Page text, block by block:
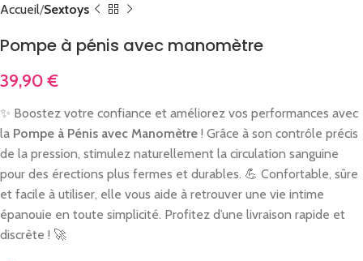
Accueil Sextoys
Pompe à pénis avec manomètre
39,90€
✨ Boostez votre confiance et améliorez vos performances avec
la Pompe à Pénis avec Manomètre ! Grâce à son contrôle précis
de la pression, stimulez naturellement la circulation sanguine
pour des érections plus fermes et durables. 💪 Confortable, sûre
et facile à utiliser, elle vous aide à retrouver une vie intime
épanouie en toute simplicité. Profitez d’une livraison rapide et
discrète ! 🚀